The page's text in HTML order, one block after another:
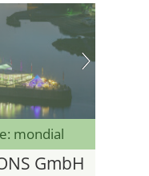
mondial
GmbH